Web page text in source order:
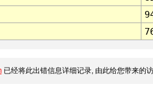
已经将此出错信息详细记录, 由此给您带来的